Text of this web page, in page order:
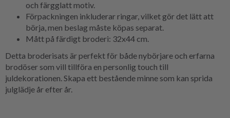
och färgglatt motiv.
Förpackningen inkluderar ringar, vilket gör det lätt att
börja, men beslag måste köpas separat.
Mått på färdigt broderi: 32x44 cm.
Detta broderisats är perfekt för både nybörjare och erfarna
brodöser som vill tillföra en personlig touch till
juldekorationen. Skapa ett bestående minne som kan sprida
julglädje år efter år.